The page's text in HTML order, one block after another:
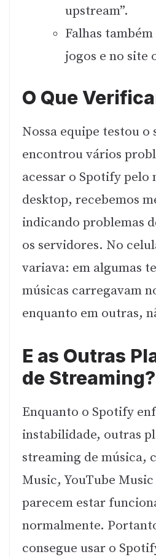
upstream”.
Falhas
jogos e no site
O Que
Nossa equipe testou o
encontrou vários
acessar o Spotify pelo
desktop, recebemos
indicando problemas
os servidores. No
variava: em algumas
músicas carregavam
enquanto em outras,
E as Outras
de Streaming?
Enquanto o Spotify
instabilidade, outras
streaming de música,
Music, YouTube
parecem estar
normalmente.
consegue usar o